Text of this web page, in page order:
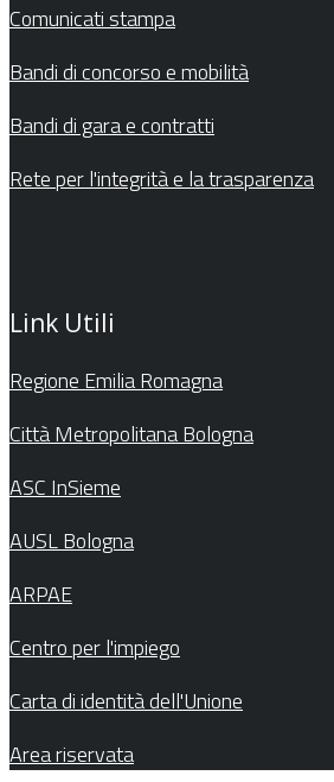
Comunicati stampa
Bandi di concorso e mobilità
Bandi di gara e contratti
Rete per l'integrità e la trasparenza
Link Utili
Regione Emilia Romagna
Città Metropolitana Bologna
ASC InSieme
AUSL Bologna
ARPAE
Centro per l'impiego
Carta di identità dell'Unione
Area riservata